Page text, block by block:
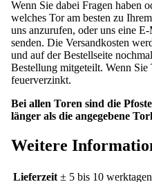
Wenn Sie dabei Fragen haben
welches Tor am besten zu
uns anzurufen, oder uns eine
senden. Die Versandkosten
und auf der Bestellseite
Bestellung mitgeteilt. Wenn Sie
feuerverzinkt.
Bei allen Toren sind die
länger als die angegebene
Weitere
Lieferzeit ± 5 bis 10 werktagen